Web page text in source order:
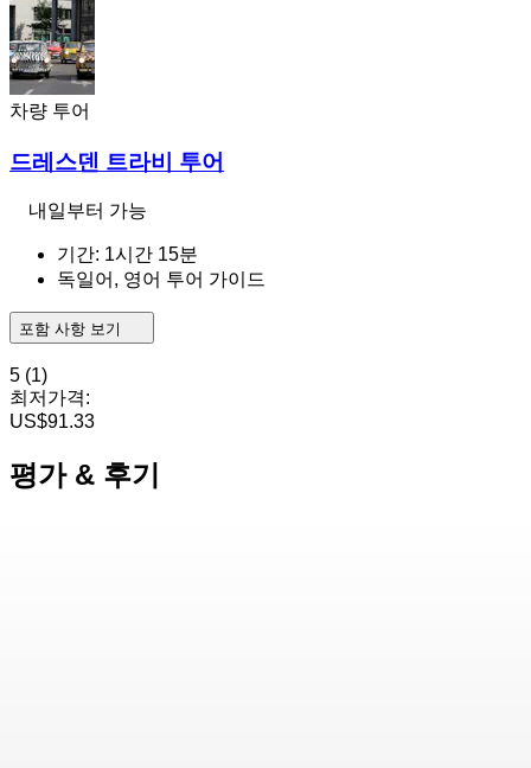
차량 투어
드레스덴 트라비 투어
내일부터 가능
기간: 1시간 15분
독일어, 영어 투어 가이드
포함 사항 보기
5 (1)
최저가격:
US$91.33
평가 & 후기